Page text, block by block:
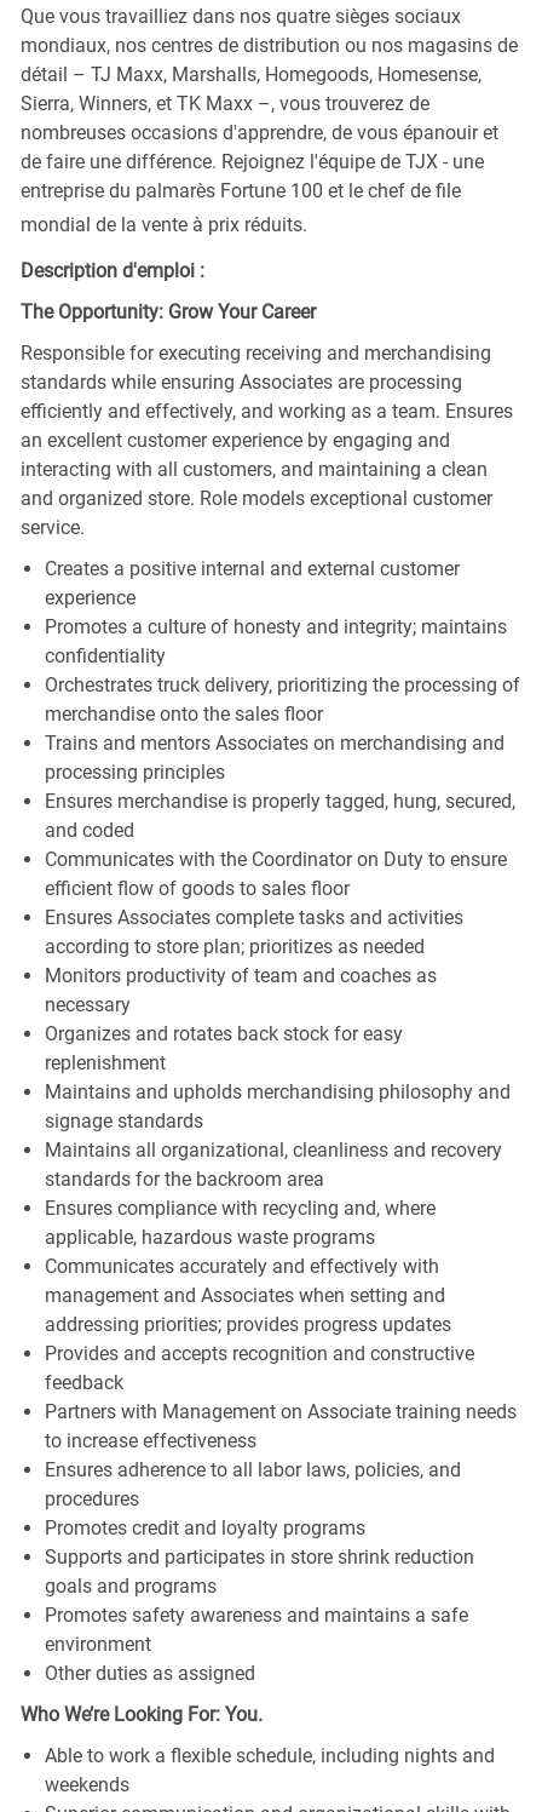
Que vous travailliez dans nos quatre sièges sociaux
mondiaux, nos centres de distribution ou nos magasins de
détail – TJ Maxx, Marshalls, Homegoods, Homesense,
Sierra, Winners, et TK Maxx –, vous trouverez de
nombreuses occasions d'apprendre, de vous épanouir et
de faire une différence. Rejoignez l'équipe de TJX - une
entreprise du palmarès Fortune 100 et le chef de file
mondial de la vente à prix réduits.
Description d'emploi :
The Opportunity: Grow Your Career
Responsible for executing receiving and merchandising
standards while ensuring Associates are processing
efficiently and effectively, and working as a team. Ensures
an excellent customer experience by engaging and
interacting with all customers, and maintaining a clean
and organized store. Role models exceptional customer
service.
Creates a positive internal and external customer
experience
Promotes a culture of honesty and integrity; maintains
confidentiality
Orchestrates truck delivery, prioritizing the processing of
merchandise onto the sales floor
Trains and mentors Associates on merchandising and
processing principles
Ensures merchandise is properly tagged, hung, secured,
and coded
Communicates with the Coordinator on Duty to ensure
efficient flow of goods to sales floor
Ensures Associates complete tasks and activities
according to store plan; prioritizes as needed
Monitors productivity of team and coaches as
necessary
Organizes and rotates back stock for easy
replenishment
Maintains and upholds merchandising philosophy and
signage standards
Maintains all organizational, cleanliness and recovery
standards for the backroom area
Ensures compliance with recycling and, where
applicable, hazardous waste programs
Communicates accurately and effectively with
management and Associates when setting and
addressing priorities; provides progress updates
Provides and accepts recognition and constructive
feedback
Partners with Management on Associate training needs
to increase effectiveness
Ensures adherence to all labor laws, policies, and
procedures
Promotes credit and loyalty programs
Supports and participates in store shrink reduction
goals and programs
Promotes safety awareness and maintains a safe
environment
Other duties as assigned
Who We’re Looking For: You.
Able to work a flexible schedule, including nights and
weekends